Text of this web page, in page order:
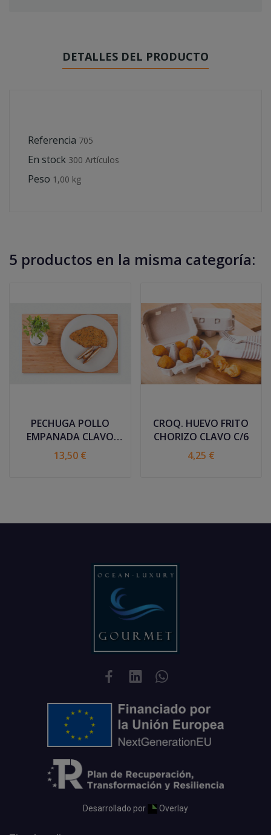
DETALLES DEL PRODUCTO
Referencia 705
En stock 300 Artículos
Peso 1,00 kg
5 productos en la misma categoría:
PECHUGA POLLO
EMPANADA CLAVO
C/4K
13,50 €
CROQ. HUEVO FRITO
CHORIZO CLAVO C/6
4,25 €
Desarrollado por Overlay